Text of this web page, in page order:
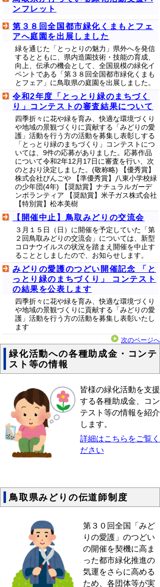
ンフレット
第３８回全国都市緑化くまもとフェ
アへ庭園を出展しました
緑を通じた「とっとりの魅力」県外へを発信
するとともに、県内造園技術・技能の育成、
向上、伝承の機会として、全国規模の緑化イ
ベントである「第３８回全国都市緑化くまも
とフェア」に鳥取県の庭園を出展しました。
令和2年度「とっとり緑のまちづく
り」コンテストの審査結果について
四季折々に花や緑を育み、快適な環境づくり
や地域の景観づくりに貢献する「みどりの愛
護」活動を行う方の活動を募集し表彰しする
「とっとり緑のまちづくり」コンテストにつ
いては、9件の応募がありました。応募作品
について令和2年12月17日に審査を行い、次
のとおり決定しました。(敬称略) 【優秀賞】
株式会社びんごや 【準優秀賞】八東小学校緑
の少年団(4年) 【奨励賞】ナチュラルガーデ
ンボランティア 【奨励賞】米子ガス株式会社
【特別賞】松本美樹
【開催中止】鳥取みどりの交流会
３月１５日（日）に開催を予定していた「第
２回鳥取みどりの交流会」については、新型
コロナウイルスの状況を踏まえ開催を中止す
ることとしましたので、お知らせします。
みどりの愛護のつどい開催記念 「と
っとり緑のまちづくり」 コンテスト
の結果を公表します
四季折々に花や緑を育み、快適な環境づくり
や地域の景観づくりに貢献する「みどりの愛
護」活動を行う方の活動を募集し表彰いたし
ます
次のページへ
緑化活動への各種助成金・コンテ
スト等の情報
皆様の緑化活動を支援
する各種助成金、コン
テスト等の情報を紹介
します。
詳細はこちらをご覧く
ださい
鳥取県みどりの伝道師制度
第３０回全国「みど
りの愛護」のつどい
の開催を契機に高ま
った都市緑化推進の
気運をさらに高める
ため、各団体等が実